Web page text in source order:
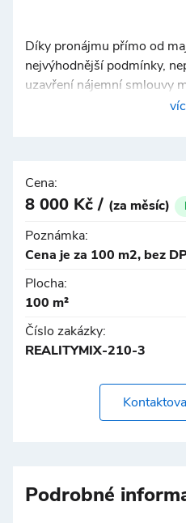
Díky pronájmu přímo od
nejvýhodnější podmínky,
uzavření nájemní smlouvy
Cena:
8 000 Kč / (za měsíc)
Poznámka:
Cena je za 100 m2, bez
Plocha:
100 m²
Číslo zakázky:
REALITYMIX-210-3
Podrobné